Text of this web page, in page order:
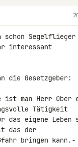
schon Segelflieger
interessant
die Gesetzgeber:
ist man Herr über
Tätigkeit
das eigene Leben
das der
bringen